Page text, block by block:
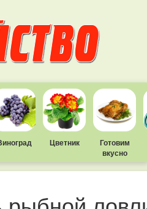
Цветник
Готовим
вкусно